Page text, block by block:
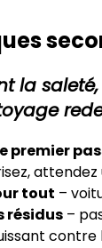
la
premier
tout –
résidus –
contre